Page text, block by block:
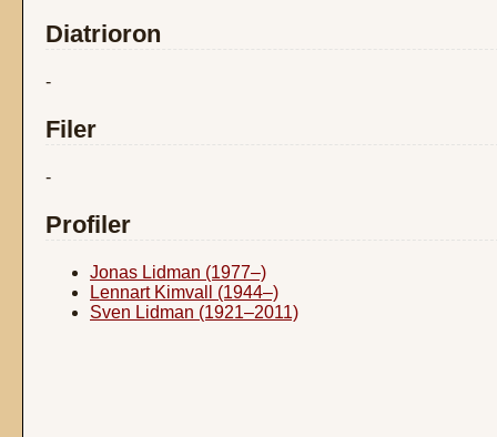
Diatrioron
-
Filer
-
Profiler
Jonas Lidman (1977–)
Lennart Kimvall (1944–)
Sven Lidman (1921–2011)